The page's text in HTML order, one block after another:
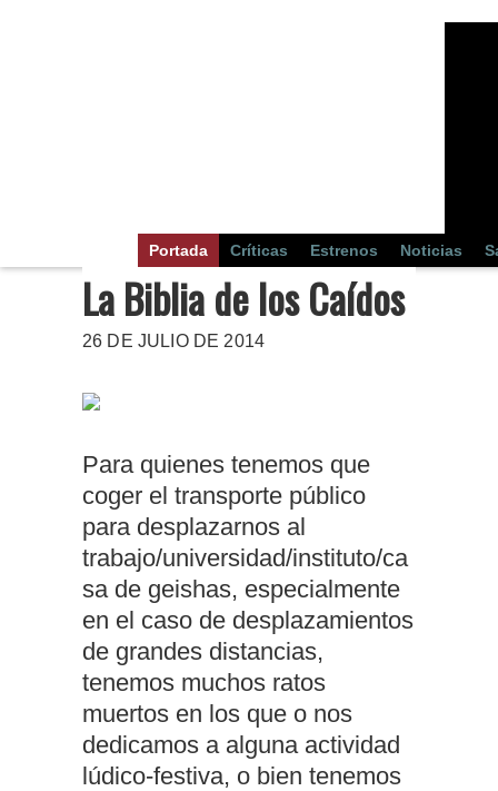
Portada Críticas Estrenos Noticias
La Biblia de los Caídos
26 DE JULIO DE 2014
Para quienes tenemos que
coger el transporte público
para desplazarnos al
trabajo/universidad/instituto/ca
sa de geishas, especialmente
en el caso de desplazamientos
de grandes distancias,
tenemos muchos ratos
muertos en los que o nos
dedicamos a alguna actividad
lúdico-festiva, o bien tenemos